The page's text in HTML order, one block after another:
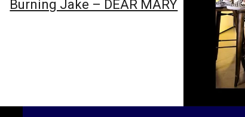
Burning Jake – DEAR MARY